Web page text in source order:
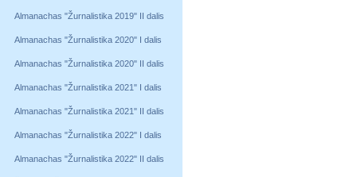
Almanachas "Žurnalistika 2019" II dalis
Almanachas "Žurnalistika 2020" I dalis
Almanachas "Žurnalistika 2020" II dalis
Almanachas "Žurnalistika 2021" I dalis
Almanachas "Žurnalistika 2021" II dalis
Almanachas "Žurnalistika 2022" I dalis
Almanachas "Žurnalistika 2022" II dalis